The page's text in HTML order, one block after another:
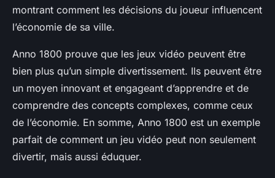
montrant comment les décisions du joueur influencent
l’économie de sa ville.
Anno 1800 prouve que les jeux vidéo peuvent être
bien plus qu’un simple divertissement. Ils peuvent être
un moyen innovant et engageant d’apprendre et de
comprendre des concepts complexes, comme ceux
de l’économie. En somme, Anno 1800 est un exemple
parfait de comment un jeu vidéo peut non seulement
divertir, mais aussi éduquer.